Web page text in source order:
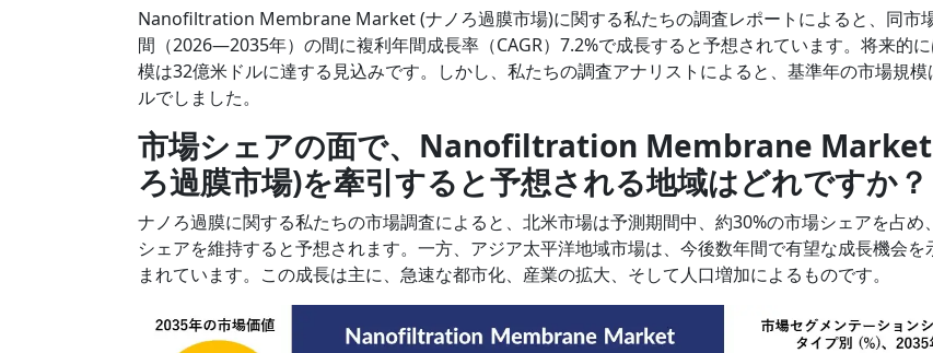
Nanofiltration Membrane Market (ナノろ過膜市場)に関する私たちの調査レポートによると、同市
間（2026―2035年）の間に複利年間成長率（CAGR）7.2%で成長すると予想されています。将来的
模は32億米ドルに達する見込みです。しかし、私たちの調査アナリストによると、基準年の市場規模
ルでしました。
市場シェアの面で、Nanofiltration Membrane Market
ろ過膜市場)を牽引すると予想される地域はどれですか？
ナノろ過膜に関する私たちの市場調査によると、北米市場は予測期間中、約30%の市場シェアを占め
シェアを維持すると予想されます。一方、アジア太平洋地域市場は、今後数年間で有望な成長機会を
まれています。この成長は主に、急速な都市化、産業の拡大、そして人口増加によるものです。